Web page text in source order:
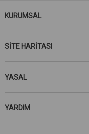
KURUMSAL
SİTE HARİTASI
YASAL
YARDIM